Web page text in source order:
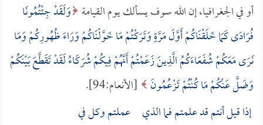
أو في الجغرافيا، إن الله سوف يسألك يوم القيامة وَلَقَدْ جِئْتُمُونَا
فُرَادَى كَمَا خَلَقْنَاكُمْ أَوَّلَ مَرَّةٍ وَتَرَكْتُمْ مَا خَوَّلْنَاكُمْ وَرَاءَ ظُهُورِكُمْ وَمَا
نَرَى مَعَكُمْ شُفَعَاءَكُمُ الَّذِينَ زَعَمْتُمْ أَنَّهُمْ فِيكُمْ شُرَكَاءُ لَقَدْ تَقَطَّعَ بَيْنَكُمْ
وَضَلَّ عَنْكُمْ مَا كُنْتُمْ تَزْعُمُونَ
[الأنعام:94].
إذا قيل أنتم قد علمتم فما الذي عملتم وكل في